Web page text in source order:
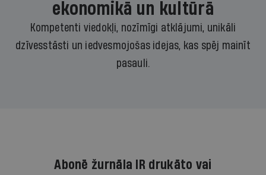
ekonomikā un kultūrā
Kompetenti viedokļi, nozīmīgi atklājumi, unikāli
dzīvesstāsti un iedvesmojošas idejas, kas spēj mainīt
pasauli.
Abonē žurnāla IR drukāto vai